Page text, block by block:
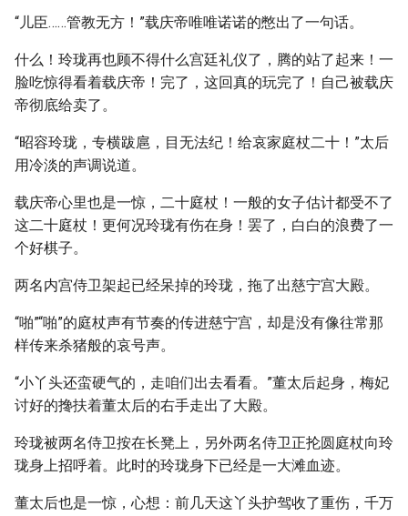
“儿臣……管教无方！”载庆帝唯唯诺诺的憋出了一句话。
什么！玲珑再也顾不得什么宫廷礼仪了，腾的站了起来！一
脸吃惊得看着载庆帝！完了，这回真的玩完了！自己被载庆
帝彻底给卖了。
“昭容玲珑，专横跋扈，目无法纪！给哀家庭杖二十！”太后
用冷淡的声调说道。
载庆帝心里也是一惊，二十庭杖！一般的女子估计都受不了
这二十庭杖！更何况玲珑有伤在身！罢了，白白的浪费了一
个好棋子。
两名内宫侍卫架起已经呆掉的玲珑，拖了出慈宁宫大殿。
“啪”“啪”的庭杖声有节奏的传进慈宁宫，却是没有像往常那
样传来杀猪般的哀号声。
“小丫头还蛮硬气的，走咱们出去看看。”董太后起身，梅妃
讨好的搀扶着董太后的右手走出了大殿。
玲珑被两名侍卫按在长凳上，另外两名侍卫正抡圆庭杖向玲
珑身上招呼着。此时的玲珑身下已经是一大滩血迹。
董太后也是一惊，心想：前几天这丫头护驾收了重伤，千万